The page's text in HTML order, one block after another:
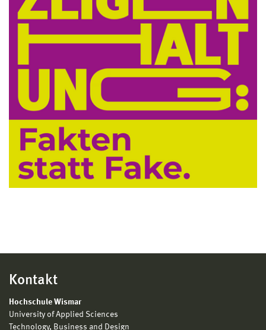
Kontakt
Hochschule Wismar
University of Applied Sciences
Technology, Business and Design